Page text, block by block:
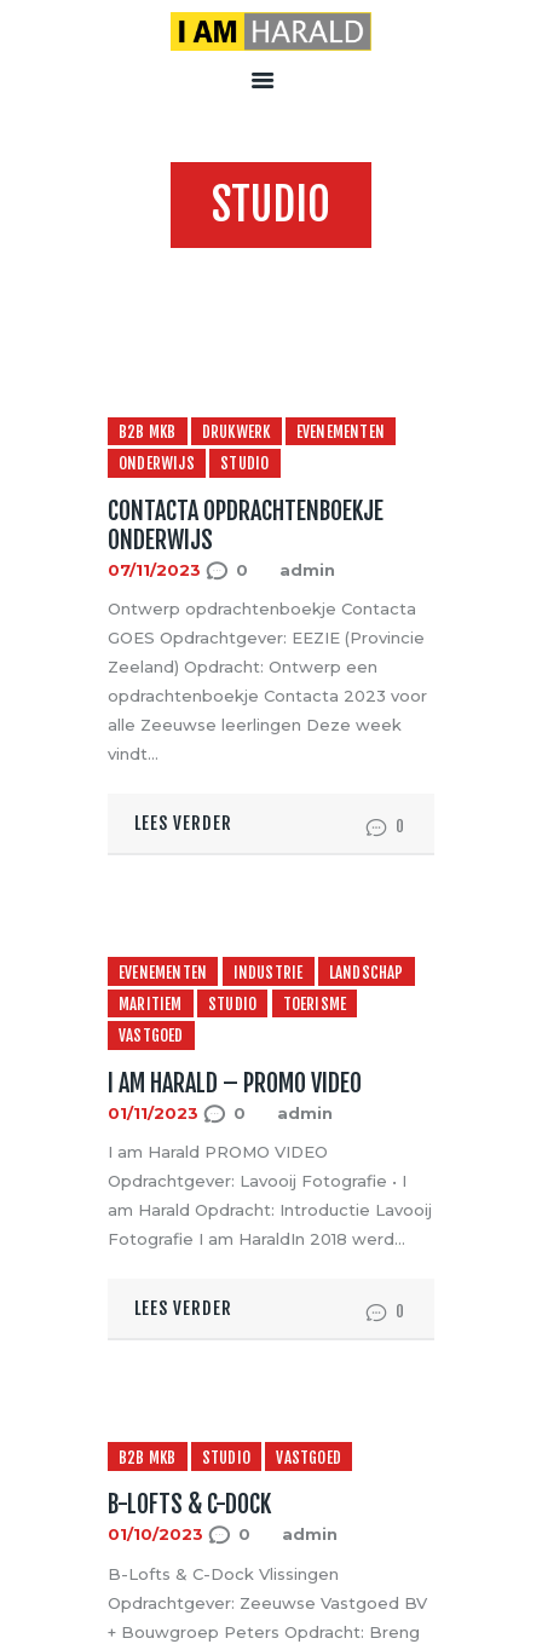
STUDIO
B2B MKB DRUKWERK
EVENEMENTEN
ONDERWIJS
STUDIO
CONTACTA OPDRACHTENBOEKJE
ONDERWIJS
07/11/2023 0 admin
Ontwerp opdrachtenboekje Contacta
GOES Opdrachtgever: EEZIE (Provincie
Zeeland) Opdracht: Ontwerp een
opdrachtenboekje Contacta 2023 voor
alle Zeeuwse leerlingen Deze week
vindt…
LEES VERDER 0
EVENEMENTEN INDUSTRIE
LANDSCHAP
MARITIEM
STUDIO
TOERISME
VASTGOED
I AM HARALD – PROMO VIDEO
01/11/2023 0 admin
I am Harald PROMO VIDEO
Opdrachtgever: Lavooij Fotografie • I
am Harald Opdracht: Introductie Lavooij
Fotografie I am HaraldIn 2018 werd…
LEES VERDER 0
B2B MKB STUDIO VASTGOED
B-LOFTS & C-DOCK
01/10/2023 0 admin
B-Lofts & C-Dock Vlissingen
Opdrachtgever: Zeeuwse Vastgoed BV
+ Bouwgroep Peters Opdracht: Breng